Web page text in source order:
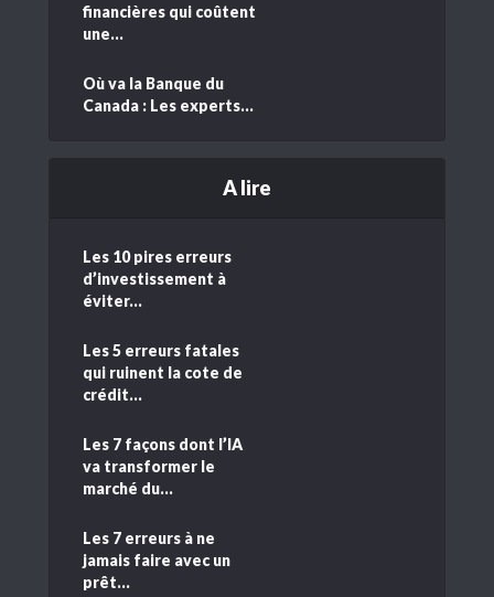
financières qui coûtent
une...
Où va la Banque du
Canada : Les experts...
A lire
Les 10 pires erreurs
d’investissement à
éviter...
Les 5 erreurs fatales
qui ruinent la cote de
crédit...
Les 7 façons dont l’IA
va transformer le
marché du...
Les 7 erreurs à ne
jamais faire avec un
prêt...